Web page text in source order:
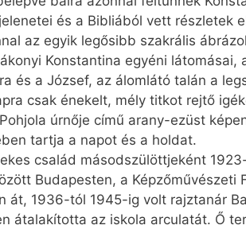
és a Bibliából vett részletek
az egyik legősibb szakrális
Konstantina egyéni
és a József, az álomlátó talán a
csak énekelt, mély titkot rejtő
úrnője című arany-ezüst
tartja a napot és a holdat.
család másodszülöttjeként
Budapesten, a Képzőművészeti
át, 1936-tól 1945-ig volt rajztanár
átalakította az iskola arculatát. Ő